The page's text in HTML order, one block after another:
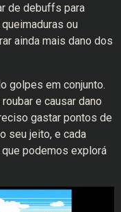
de debuffs para
ou
ainda mais dano dos
golpes em conjunto.
e causar dano
gastar pontos de
seu jeito, e cada
podemos explorá